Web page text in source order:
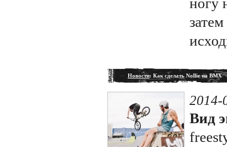
Новости: Как сделать Nollie на BMX
2014-
Вид